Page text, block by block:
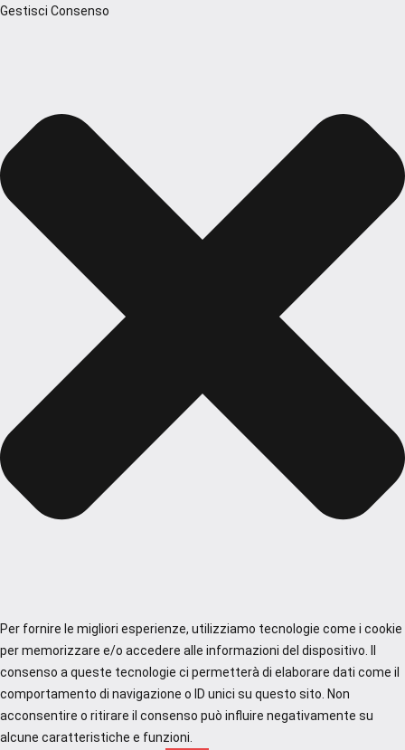
Gestisci Consenso
Per fornire le migliori esperienze, utilizziamo tecnologie come i cookie
per memorizzare e/o accedere alle informazioni del dispositivo. Il
consenso a queste tecnologie ci permetterà di elaborare dati come il
comportamento di navigazione o ID unici su questo sito. Non
acconsentire o ritirare il consenso può influire negativamente su
alcune caratteristiche e funzioni.